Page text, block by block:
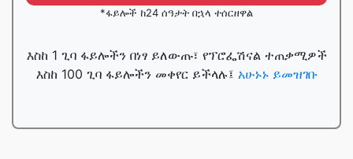
*ፋይሎች ከ24 ሰዓታት በኋላ ተሰርዘዋል
እስከ 1 ጊባ ፋይሎችን በነፃ ይለውጡ፣ የፕሮፌሽናል ተጠቃሚዎች
እስከ 100 ጊባ ፋይሎችን መቀየር ይችላሉ፤ አሁኑኑ ይመዝገቡ